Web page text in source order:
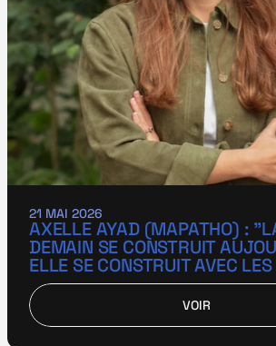
21 MAI 2026
AXELLE AYAD (MAPATHO) :
DEMAIN SE CONSTRUIT
ELLE SE CONSTRUIT AVEC
VOIR